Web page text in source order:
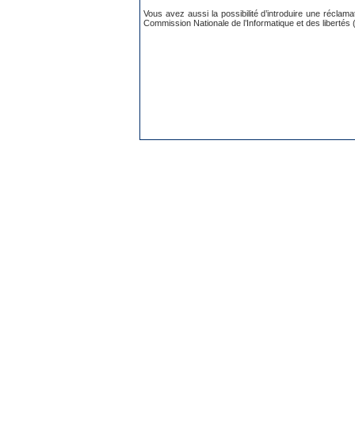
Vous avez aussi la possibilité d’introduire une
Commission Nationale de l’Informatique et des libertés